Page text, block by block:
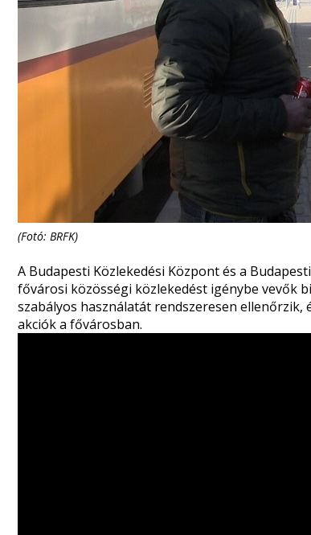
(Fotó: BRFK)
A Budapesti Közlekedési Központ és a
fővárosi közösségi közlekedést igénybe vevők
szabályos használatát rendszeresen
akciók a fővárosban.